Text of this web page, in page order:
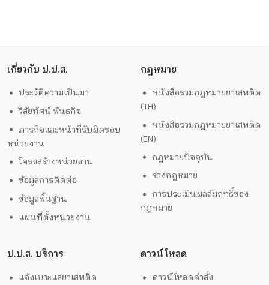
เกี่ยวกับ ป.ป.ส.
ประวัติความเป็นมา
วิสัยทัศน์ พันธกิจ
ภารกิจและหน้าที่รับผิดชอบ
หน่วยงาน
โครงสร้างหน่วยงาน
ข้อมูลการติดต่อ
ข้อมูลพื้นฐาน
แผนที่ตั้งหน่วยงาน
กฎหมาย
หนังสือรวมกฎหมายยาเสพติด
(TH)
หนังสือรวมกฎหมายยาเสพติด
(EN)
กฎหมายปัจจุบัน
ร่างกฎหมาย
การประเมินผลสัมฤทธิ์ของ
กฎหมาย
ป.ป.ส. บริการ
แจ้งเบาะแสยาเสพติด
ดาวน์โหลด
ดาวน์โหลดคำสั่ง